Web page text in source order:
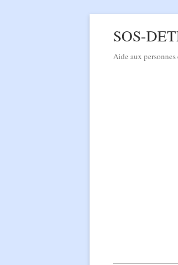
SOS-
Aide aux